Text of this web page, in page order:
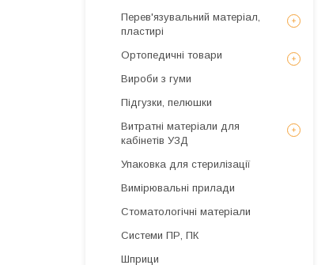
Перев'язувальний матеріал,
пластирі
Ортопедичні товари
Вироби з гуми
Підгузки, пелюшки
Витратні матеріали для
кабінетів УЗД
Упаковка для стерилізації
Вимірювальні прилади
Стоматологічні матеріали
Системи ПР, ПК
Шприци